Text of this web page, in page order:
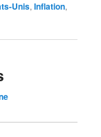
Unis,Inflation,